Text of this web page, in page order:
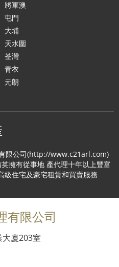
將軍澳
屯門
大埔
天水圍
荃灣
青衣
元朗
限公司(http://www.c21arl.com)
擁有從事地 產代理十年以上豐富
級住宅及豪宅租賃和買賣服務
有限公司
廈203室